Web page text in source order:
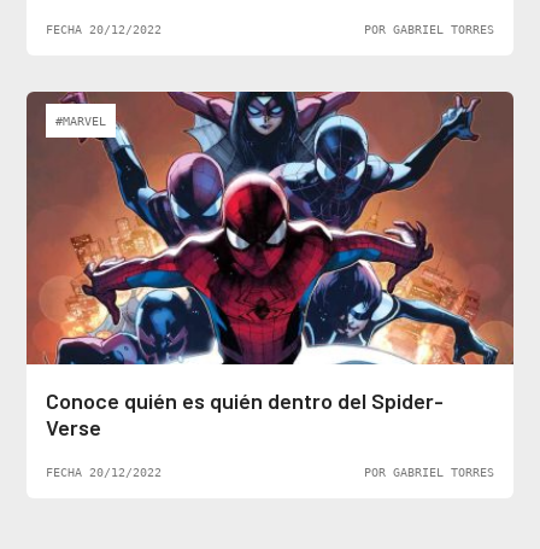
FECHA 20/12/2022 POR GABRIEL TORRES
#MARVEL
Conoce quién es quién dentro del Spider-
Verse
FECHA 20/12/2022 POR GABRIEL TORRES